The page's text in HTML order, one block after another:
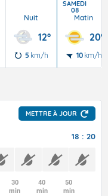
Nuit
12°
5 km/h
SAMEDI
08
Matin
20°
10 km/h
METTRE À JOUR
18 : 20
30
min
40
min
50
min